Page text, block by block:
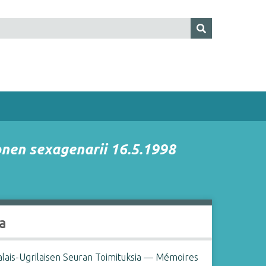
sexagenarii 16.5.1998
Ugrilaisen Seuran Toimituksia — Mémoires